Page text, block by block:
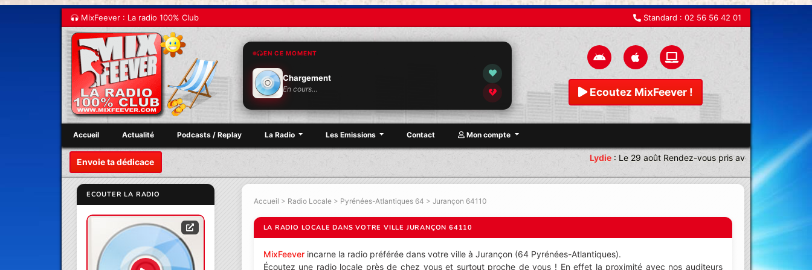
MixFeever : La radio 100% Club Standard : 02 56 56 42 01
EN CE MOMENT
Chargement
En cours… Ecoutez MixFeever !
Accueil Actualité Podcasts / Replay La Radio Les Emissions Contact Mon compte
Envoie ta dédicace Lydie:Le 29 août Rendez-vous pris avec une équipe
ECOUTER LA RADIO
Accueil > Radio Locale> Pyrénées-Atlantiques 64 > Jurançon 64110
LA RADIO LOCALE DANS VOTRE VILLE JURANÇON 64110
MixFeeverincarne la radio préférée dans votre ville à Jurançon (64 Pyrénées-Atlantiques).
Écoutez une radio locale près de chez vous et surtout proche de vous ! En effet la proximité avec nos auditeurs